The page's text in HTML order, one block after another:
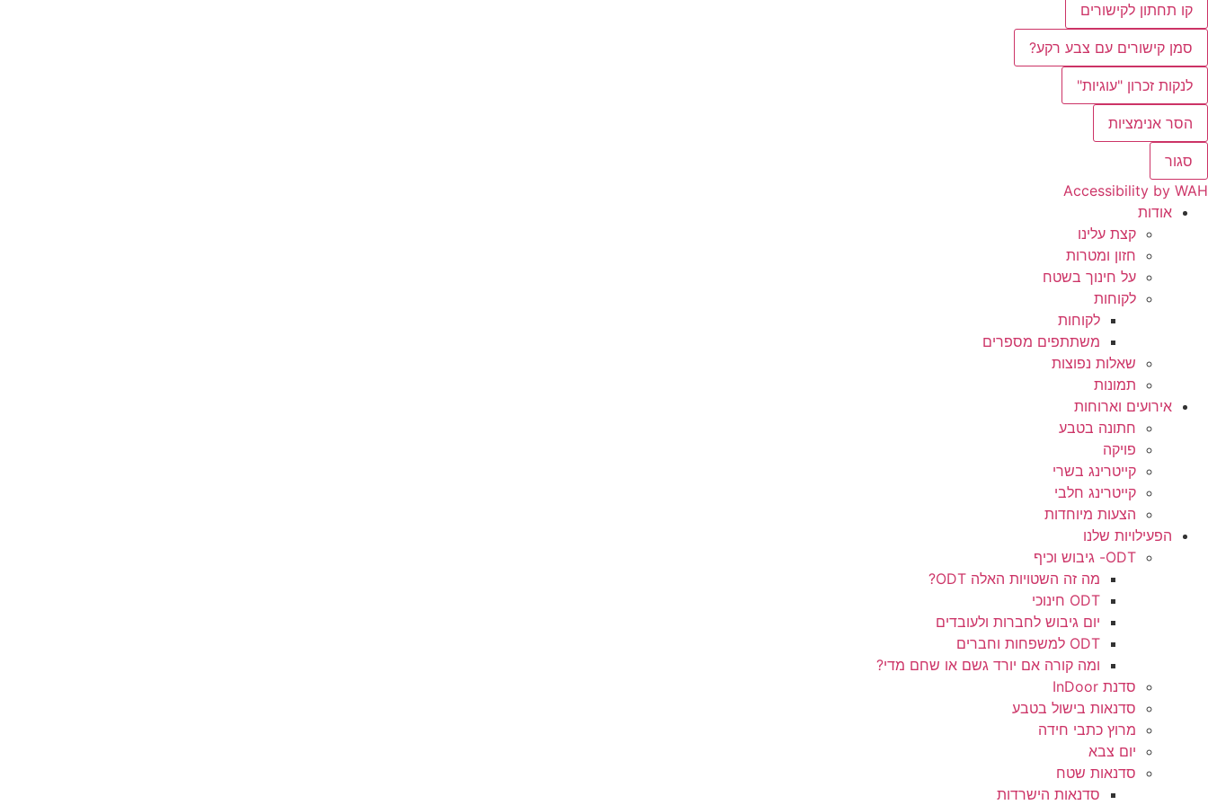
קו תחתון לקישורים
סמן קישורים עם צבע רקע?
לנקות זכרון "עוגיות"
הסר אנימציות
סגור
Accessibility by WAH
אודות
קצת עלינו
חזון ומטרות
על חינוך בשטח
לקוחות
לקוחות
משתתפים מספרים
שאלות נפוצות
תמונות
אירועים וארוחות
חתונה בטבע
פויקה
קייטרינג בשרי
קייטרינג חלבי
הצעות מיוחדות
הפעילויות שלנו
ODT- גיבוש וכיף
מה זה השטויות האלה ODT?
ODT חינוכי
יום גיבוש לחברות ולעובדים
ODT למשפחות וחברים
ומה קורה אם יורד גשם או שחם מדי?
סדנת InDoor
סדנאות בישול בטבע
מרוץ כתבי חידה
יום צבא
סדנאות שטח
סדנאות הישרדות